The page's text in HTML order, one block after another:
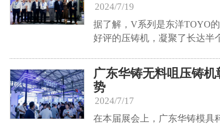
2024/7/19
据了解，V系列是东洋TOYO
好评的压铸机，凝聚了长达半
广东华铸无料咀压铸
势
2024/7/17
在本届展会上，广东华铸模具